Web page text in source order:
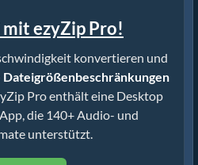
ezyZip Pro!
konvertieren und
Dateigrößenbeschränkungen
Pro enthält eine Desktop
die 140+ Audio- und
unterstützt.